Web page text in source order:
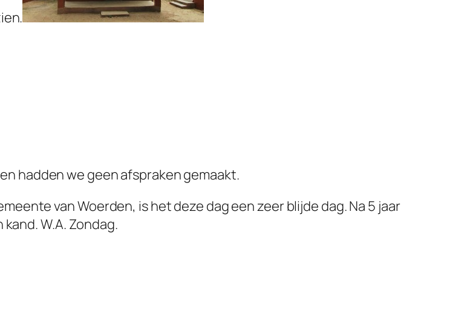
hadden we geen afspraken gemaakt.
van Woerden, is het deze dag een zeer blijde dag. Na 5 jaar
W.A. Zondag.